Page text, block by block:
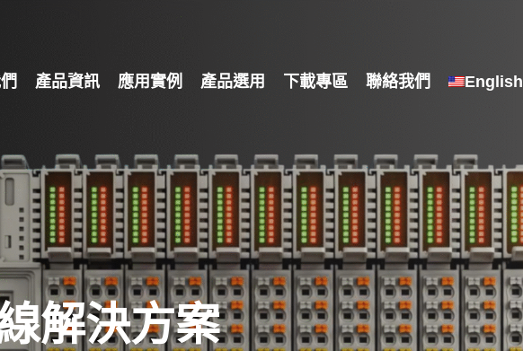
產品資訊 應用實例 產品選用 下載專區 聯絡我們 English
解決方案